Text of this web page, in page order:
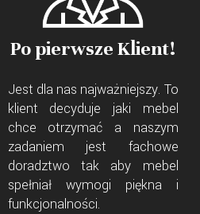
Po pierwsze Klient!
Jest dla nas najważniejszy. To
klient decyduje jaki mebel
chce otrzymać a naszym
zadaniem jest fachowe
doradztwo tak aby mebel
spełniał wymogi piękna i
funkcjonalności.